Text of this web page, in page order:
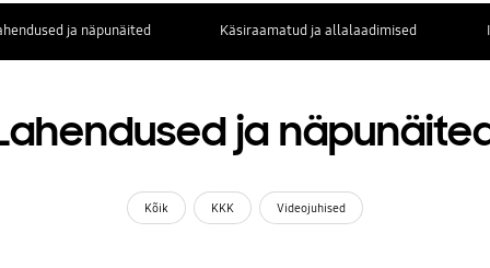
ja näpunäited Käsiraamatud ja allalaadimised
ja
Kõik KKK Videojuhised